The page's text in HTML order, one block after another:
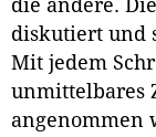
die andere.
diskutiert und
Mit jedem
unmittelbares
angenommen